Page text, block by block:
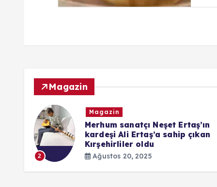
Magazin
2
Magazin
Merhum sanatçı Neşet Ertaş’ın
kardeşi Ali Ertaş’a sahip çıkan
Kırşehirliler oldu
Ağustos 20, 2025